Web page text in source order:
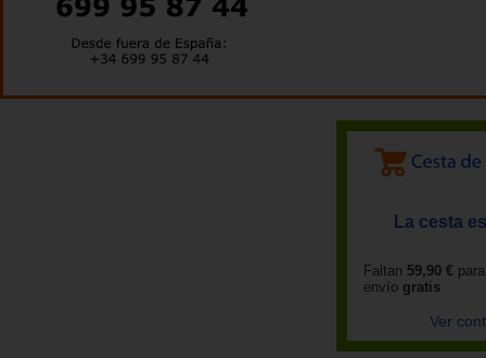
La cesta
Faltan 59,90 €
envío gratis
Ver